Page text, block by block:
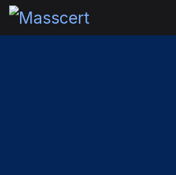
Ir al contenido